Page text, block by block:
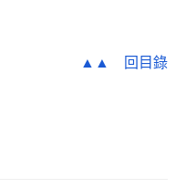
▲▲ 回目錄